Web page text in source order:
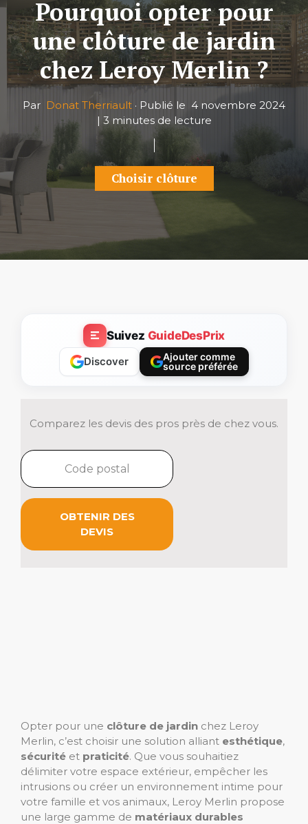
Pourquoi opter pour
une clôture de jardin
chez Leroy Merlin ?
Par Donat Therriault · Publié le 4 novembre 2024
| 3 minutes de lecture
Choisir clôture
Suivez GuideDesPrix
Discover
Ajouter comme
source préférée
Comparez les devis des pros près de chez vous.
OBTENIR DES
DEVIS
Opter pour une clôture de jardin chez Leroy
Merlin, c’est choisir une solution alliant esthétique,
sécurité et praticité. Que vous souhaitiez
délimiter votre espace extérieur, empêcher les
intrusions ou créer un environnement intime pour
votre famille et vos animaux, Leroy Merlin propose
une large gamme de matériaux durables